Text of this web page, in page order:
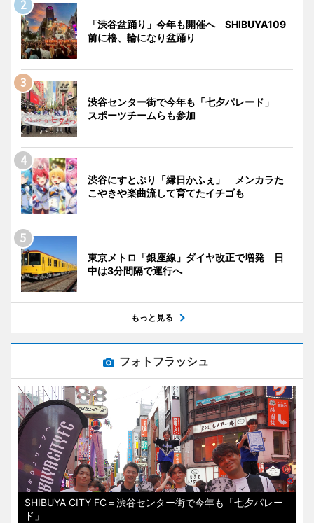
「渋谷盆踊り」今年も開催へ SHIBUYA109
前に櫓、輪になり盆踊り
渋谷センター街で今年も「七夕パレード」
スポーツチームらも参加
渋谷にすとぷり「縁日かふぇ」 メンカラた
こやきや楽曲流して育てたイチゴも
東京メトロ「銀座線」ダイヤ改正で増発 日
中は3分間隔で運行へ
もっと見る
フォトフラッシュ
SHIBUYA CITY FC＝渋谷センター街で今年も「七夕パレー
ド」